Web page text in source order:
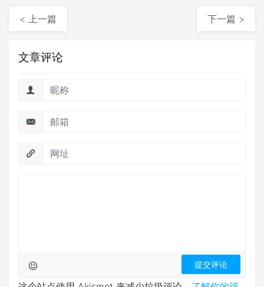
< 上一篇 下一篇 >
文章评论